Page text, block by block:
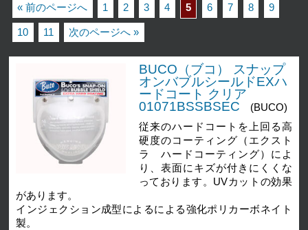
« 前のページへ
1 2 3 4 5 6 7 8 9
10 11 次のページへ »
BUCO（ブコ） スナップ
オンバブルシールドEXハ
ードコート クリア
01071BSSBSEC
(BUCO)
従来のハードコートを上回る高
硬度のコーティング（エクスト
ラ ハードコーティング）によ
り、表面にキズが付きにくくな
っております。UVカットの効果
があります。
インジェクション成型によるによる強化ポリカーボネイト
製。